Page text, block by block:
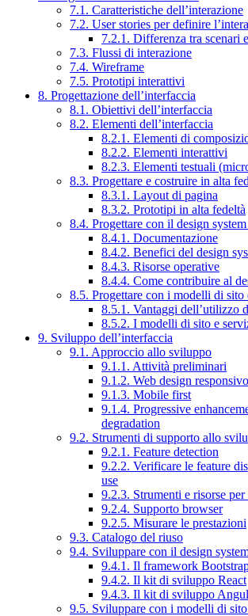
7.1. Caratteristiche dell’interazione
7.2. User stories per definire
7.2.1. Differenza tra scenari
7.3. Flussi di interazione
7.4. Wireframe
7.5. Prototipi interattivi
8. Progettazione dell’interfaccia
8.1. Obiettivi dell’interfaccia
8.2. Elementi dell’interfaccia
8.2.1. Elementi di
8.2.2. Elementi interattivi
8.2.3. Elementi testuali
8.3. Progettare e costruire in alta
8.3.1. Layout di pagina
8.3.2. Prototipi in alta fedeltà
8.4. Progettare con il design
8.4.1. Documentazione
8.4.2. Benefici del design
8.4.3. Risorse operative
8.4.4. Come contribuire al
8.5. Progettare con i modelli di sito
8.5.1. Vantaggi dell’utilizzo
8.5.2. I modelli di sito e
9. Sviluppo dell’interfaccia
9.1. Approccio allo sviluppo
9.1.1. Attività preliminari
9.1.2. Web design
9.1.3. Mobile first
9.1.4. Progressive
degradation
9.2. Strumenti di supporto allo
9.2.1. Feature detection
9.2.2. Verificare le feature
use
9.2.3. Strumenti e risorse
9.2.4. Supporto browser
9.2.5. Misurare le prestazioni
9.3. Catalogo del riuso
9.4. Sviluppare con il design
9.4.1. Il framework
9.4.2. Il kit di sviluppo React
9.4.3. Il kit di sviluppo
9.5. Sviluppare con i modelli di